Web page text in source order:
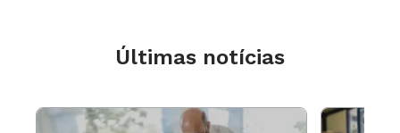
Últimas notícias